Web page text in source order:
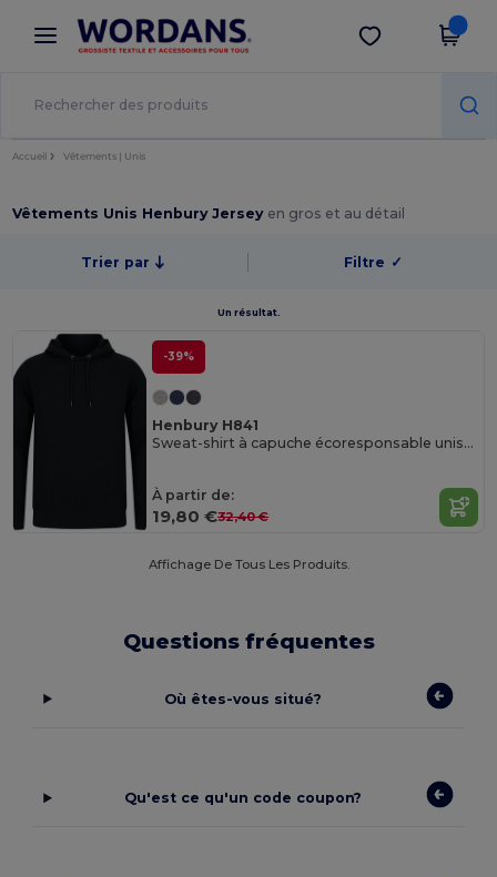
× Appli Wordans
Meilleurs prix sur l’app !
Obtenir l'appli
Accueil Vêtements | Unis
Vêtements Unis Henbury Jersey en gros et au détail
Trier par Filtre ✓
Un résultat.
-39%
Henbury H841
Sweat-shirt à capuche écoresponsable unisexe
À partir de:
19,80 €32,40 €
Affichage De Tous Les Produits.
Questions fréquentes
Où êtes-vous situé?
Qu'est ce qu'un code coupon?